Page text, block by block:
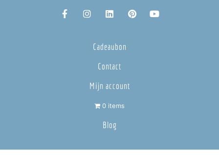
Cadeaubon
Contact
Mijn account
0 items
Blog